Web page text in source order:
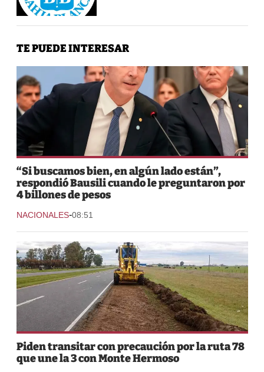
TE PUEDE INTERESAR
“Si buscamos bien, en algún lado están”,
respondió Bausili cuando le preguntaron por
4 billones de pesos
NACIONALES-08:51
Piden transitar con precaución por la ruta 78
que une la 3 con Monte Hermoso